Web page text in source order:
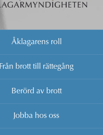
Åklagarens roll
Från brott till rättegång
Berörd av brott
Jobba hos oss